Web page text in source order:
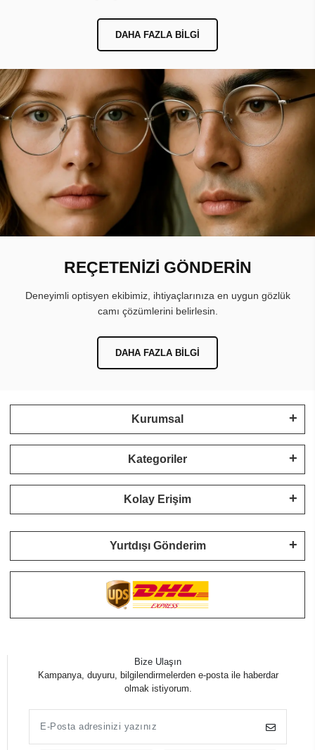
DAHA FAZLA BILGI
REÇETENİZİ GÖNDERİN
Deneyimli optisyen ekibimiz, ihtiyaçlarınıza en uygun gözlük
camı çözümlerini belirlesin.
DAHA FAZLA BILGI
Kurumsal
Kategoriler
Kolay Erişim
Yurtdışı Gönderim
Bize Ulaşın
Kampanya, duyuru, bilgilendirmelerden e-posta ile haberdar
olmak istiyorum.